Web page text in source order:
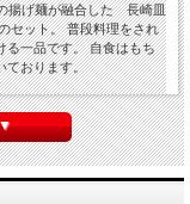
揚げ麺が融合した 長崎皿
セット。 普段料理をされ
る一品です。 自食はもち
ております。
▼